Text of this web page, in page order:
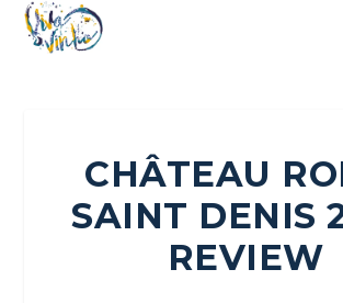
CHÂTEAU
SAINT DENIS
REVIEW